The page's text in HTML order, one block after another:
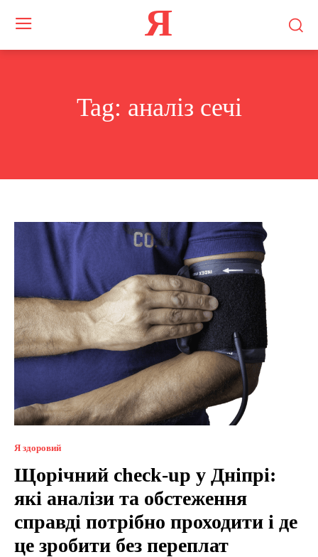
Я
Tag: аналіз сечі
Я здоровий
Щорічний check-up у Дніпрі:
які аналізи та обстеження
справді потрібно проходити і де
це зробити без переплат